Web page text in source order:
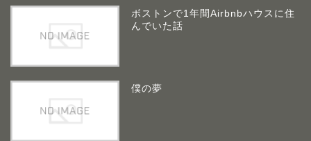
ボストンで1年間Airbnbハウスに住
んでいた話
僕の夢